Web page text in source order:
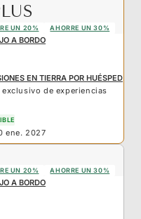
UN 20% AHORRE UN 30%
A BORDO
EN TIERRA POR HUÉSPED
de experiencias
ene. 2027
UN 20% AHORRE UN 30%
A BORDO